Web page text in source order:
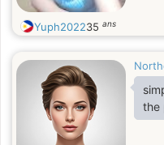
Yuph202235 ans
the